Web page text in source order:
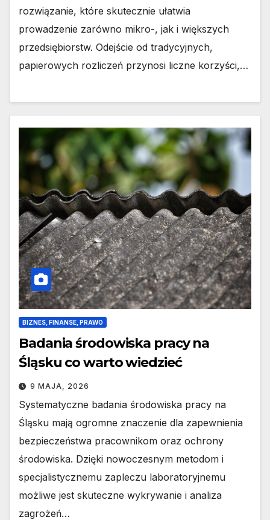
rozwiązanie, które skutecznie ułatwia
prowadzenie zarówno mikro-, jak i większych
przedsiębiorstw. Odejście od tradycyjnych,
papierowych rozliczeń przynosi liczne korzyści,…
BIZNES, FINANSE, PRAWO
Badania środowiska pracy na
Śląsku co warto wiedzieć
9 MAJA, 2026
Systematyczne badania środowiska pracy na
Śląsku mają ogromne znaczenie dla zapewnienia
bezpieczeństwa pracownikom oraz ochrony
środowiska. Dzięki nowoczesnym metodom i
specjalistycznemu zapleczu laboratoryjnemu
możliwe jest skuteczne wykrywanie i analiza
zagrożeń…